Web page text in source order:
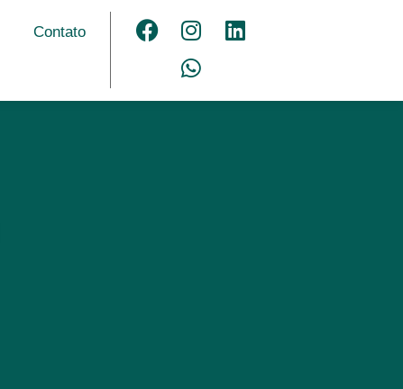
Contato